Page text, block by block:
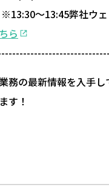
弊社ウェビ
ら
務の最新情報を入手し
す！